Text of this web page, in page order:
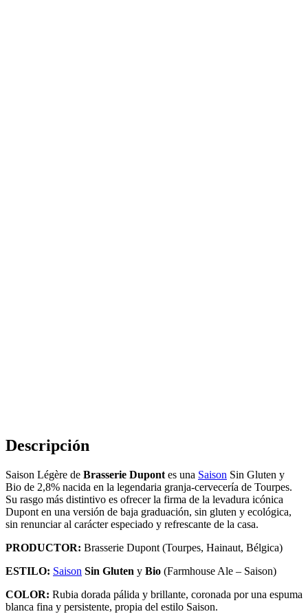
Descripción
Saison Légère de Brasserie Dupont es una Saison Sin Gluten y
Bio de 2,8% nacida en la legendaria granja-cervecería de Tourpes.
Su rasgo más distintivo es ofrecer la firma de la levadura icónica
Dupont en una versión de baja graduación, sin gluten y ecológica,
sin renunciar al carácter especiado y refrescante de la casa.
PRODUCTOR: Brasserie Dupont (Tourpes, Hainaut, Bélgica)
ESTILO: Saison Sin Gluten y Bio (Farmhouse Ale – Saison)
COLOR: Rubia dorada pálida y brillante, coronada por una espuma
blanca fina y persistente, propia del estilo Saison.